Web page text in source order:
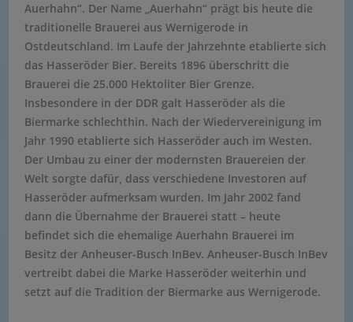
Auerhahn“. Der Name „Auerhahn“ prägt bis heute die
traditionelle Brauerei aus Wernigerode in
Ostdeutschland. Im Laufe der Jahrzehnte etablierte sich
das Hasseröder Bier. Bereits 1896 überschritt die
Brauerei die 25.000 Hektoliter Bier Grenze.
Insbesondere in der DDR galt Hasseröder als die
Biermarke schlechthin. Nach der Wiedervereinigung im
Jahr 1990 etablierte sich Hasseröder auch im Westen.
Der Umbau zu einer der modernsten Brauereien der
Welt sorgte dafür, dass verschiedene Investoren auf
Hasseröder aufmerksam wurden. Im Jahr 2002 fand
dann die Übernahme der Brauerei statt – heute
befindet sich die ehemalige Auerhahn Brauerei im
Besitz der Anheuser-Busch InBev. Anheuser-Busch InBev
vertreibt dabei die Marke Hasseröder weiterhin und
setzt auf die Tradition der Biermarke aus Wernigerode.